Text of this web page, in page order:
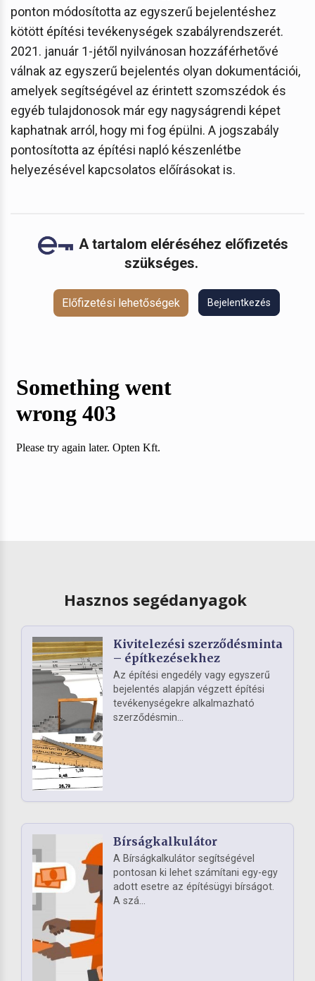
ponton módosította az egyszerű bejelentéshez
kötött építési tevékenységek szabályrendszerét.
2021. január 1-jétől nyilvánosan hozzáférhetővé
válnak az egyszerű bejelentés olyan dokumentációi,
amelyek segítségével az érintett szomszédok és
egyéb tulajdonosok már egy nagyságrendi képet
kaphatnak arról, hogy mi fog épülni. A jogszabály
pontosította az építési napló készenlétbe
helyezésével kapcsolatos előírásokat is.
A tartalom eléréséhez előfizetés
szükséges.
Előfizetési lehetőségek Bejelentkezés
Hasznos segédanyagok
Kivitelezési szerződésminta
– építkezésekhez
Az építési engedély vagy egyszerű
bejelentés alapján végzett építési
tevékenységekre alkalmazható
szerződésmin...
Bírságkalkulátor
A Bírságkalkulátor segítségével
pontosan ki lehet számítani egy-egy
adott esetre az építésügyi bírságot.
A szá...